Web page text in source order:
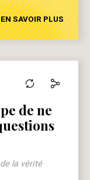
EN SAVOIR PLUS
de ne
la vérité